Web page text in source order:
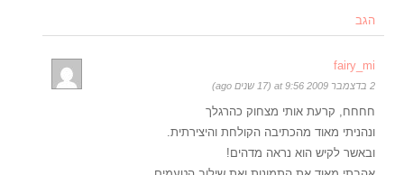
הגב
fairy_mi
2 בדצמבר 2009 at 9:56 (17 שנים ago)
חחחח, קרעת אותי מצחוק כהרגלך
ונהניתי מאוד מהכתיבה הקולחת והיצירתית.
ובאשר לקיש הוא נראה מדהים!